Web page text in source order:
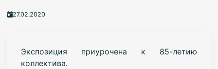
27.02.2020
Экспозиция приурочена к 85-летию
коллектива.